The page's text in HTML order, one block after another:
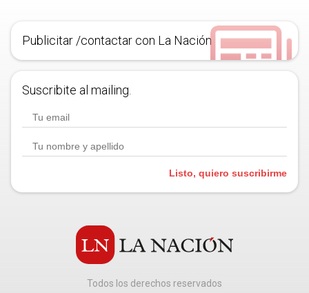
Publicitar /contactar con La Nación
Suscribite al mailing.
Listo, quiero suscribirme
Todos los derechos reservados